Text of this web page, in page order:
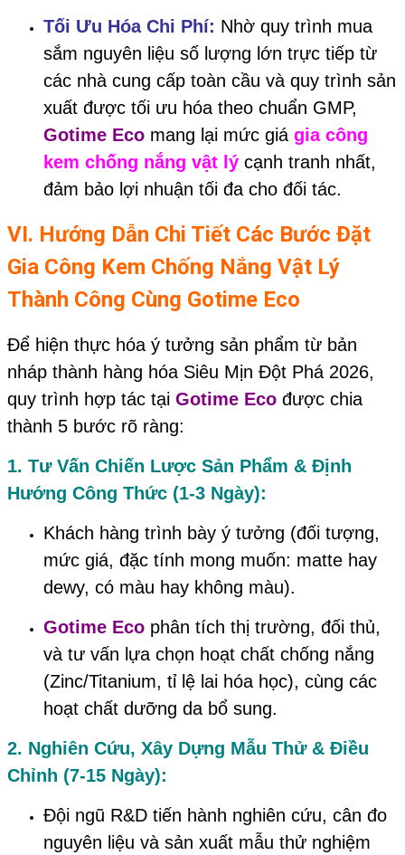
Tối Ưu Hóa Chi Phí: Nhờ quy trình mua
sắm nguyên liệu số lượng lớn trực tiếp từ
các nhà cung cấp toàn cầu và quy trình sản
xuất được tối ưu hóa theo chuẩn GMP,
Gotime Eco mang lại mức giá gia công
kem chống nắng vật lý cạnh tranh nhất,
đảm bảo lợi nhuận tối đa cho đối tác.
VI. Hướng Dẫn Chi Tiết Các Bước Đặt
Gia Công Kem Chống Nắng Vật Lý
Thành Công Cùng Gotime Eco
Để hiện thực hóa ý tưởng sản phẩm từ bản
nháp thành hàng hóa Siêu Mịn Đột Phá 2026,
quy trình hợp tác tại Gotime Eco được chia
thành 5 bước rõ ràng:
1. Tư Vấn Chiến Lược Sản Phẩm & Định
Hướng Công Thức (1-3 Ngày):
Khách hàng trình bày ý tưởng (đối tượng,
mức giá, đặc tính mong muốn: matte hay
dewy, có màu hay không màu).
Gotime Eco phân tích thị trường, đối thủ,
và tư vấn lựa chọn hoạt chất chống nắng
(Zinc/Titanium, tỉ lệ lai hóa học), cùng các
hoạt chất dưỡng da bổ sung.
2. Nghiên Cứu, Xây Dựng Mẫu Thử & Điều
Chỉnh (7-15 Ngày):
Đội ngũ R&D tiến hành nghiên cứu, cân đo
nguyên liệu và sản xuất mẫu thử nghiệm